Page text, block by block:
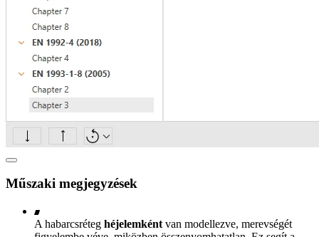
Műszaki megjegyzések
A habarcsréteg héjelemként van modellezve, merevségét